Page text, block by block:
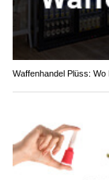
Waffenhandel Plüss: